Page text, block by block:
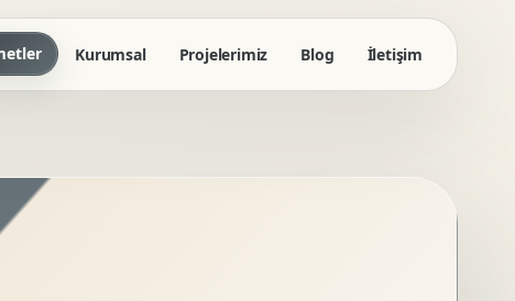
Kurumsal Projelerimiz Blog İletişim